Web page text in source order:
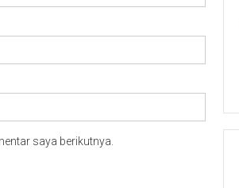
saya berikutnya.